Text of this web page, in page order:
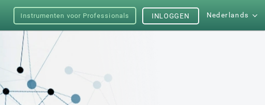
Instrumenten voor Professionals Nederlands
INLOGGEN